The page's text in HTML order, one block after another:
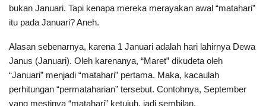
bukan Januari. Tapi kenapa mereka merayakan awal “matahari”
itu pada Januari? Aneh.
Alasan sebenarnya, karena 1 Januari adalah hari lahirnya Dewa
Janus (Januari). Oleh karenanya, “Maret” dikudeta oleh
“Januari” menjadi “matahari” pertama. Maka, kacaulah
perhitungan “permataharian” tersebut. Contohnya, September
yang mestinya “matahari” ketujuh, jadi sembilan.